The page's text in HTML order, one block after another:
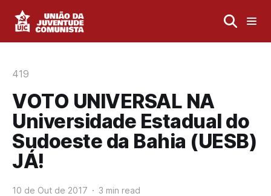
419
VOTO UNIVERSAL NA
Universidade Estadual do
Sudoeste da Bahia (UESB)
JÁ!
10 de Out de 2017 3 min read